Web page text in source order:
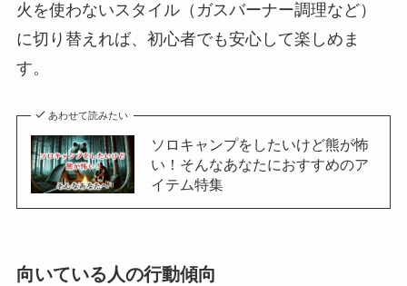
火を使わないスタイル（ガスバーナー調理など）
に切り替えれば、初心者でも安心して楽しめま
す。
あわせて読みたい
ソロキャンプをしたいけど熊が怖
い！そんなあなたにおすすめのア
イテム特集
向いている人の行動傾向